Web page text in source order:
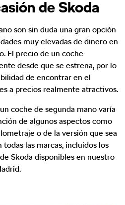
de Skoda
son sin duda una gran opción
muy elevadas de dinero en
El precio de un coche
desde que se estrena, por lo
de encontrar en el
a precios realmente atractivos.
coche de segunda mano varía
de algunos aspectos como
o de la versión que sea
las marcas, incluidos los
Skoda disponibles en nuestro